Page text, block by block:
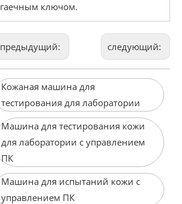
гаечным ключом.
предыдущий: следующий:
Кожаная машина для
тестирования для лаборатории
Машина для тестирования кожи
для лаборатории с управлением
ПК
Машина для испытаний кожи с
управлением ПК